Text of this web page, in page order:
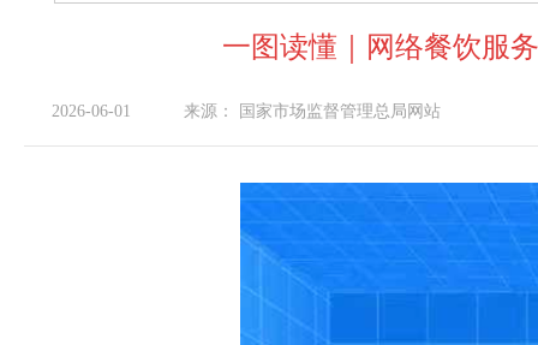
一图读懂｜网络餐饮服
2026-06-01 来源： 国家市场监督管理总局网站